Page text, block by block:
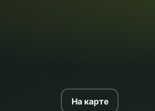
На карте